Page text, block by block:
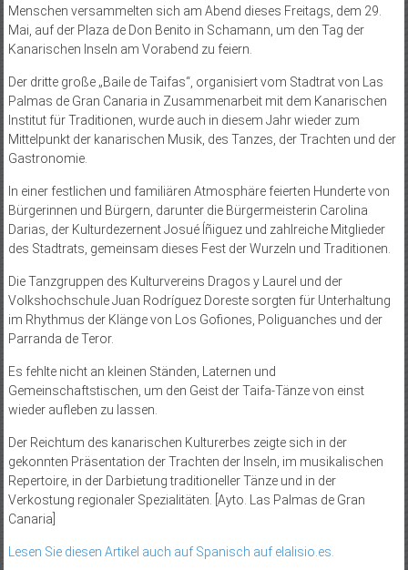
Menschen versammelten sich am Abend dieses Freitags, dem 29.
Mai, auf der Plaza de Don Benito in Schamann, um den Tag der
Kanarischen Inseln am Vorabend zu feiern.
Der dritte große „Baile de Taifas“, organisiert vom Stadtrat von Las
Palmas de Gran Canaria in Zusammenarbeit mit dem Kanarischen
Institut für Traditionen, wurde auch in diesem Jahr wieder zum
Mittelpunkt der kanarischen Musik, des Tanzes, der Trachten und der
Gastronomie.
In einer festlichen und familiären Atmosphäre feierten Hunderte von
Bürgerinnen und Bürgern, darunter die Bürgermeisterin Carolina
Darias, der Kulturdezernent Josué Íñiguez und zahlreiche Mitglieder
des Stadtrats, gemeinsam dieses Fest der Wurzeln und Traditionen.
Die Tanzgruppen des Kulturvereins Dragos y Laurel und der
Volkshochschule Juan Rodríguez Doreste sorgten für Unterhaltung
im Rhythmus der Klänge von Los Gofiones, Poliguanches und der
Parranda de Teror.
Es fehlte nicht an kleinen Ständen, Laternen und
Gemeinschaftstischen, um den Geist der Taifa-Tänze von einst
wieder aufleben zu lassen.
Der Reichtum des kanarischen Kulturerbes zeigte sich in der
gekonnten Präsentation der Trachten der Inseln, im musikalischen
Repertoire, in der Darbietung traditioneller Tänze und in der
Verkostung regionaler Spezialitäten. [Ayto. Las Palmas de Gran
Canaria]
Lesen Sie diesen Artikel auch auf Spanisch auf elalisio.es.